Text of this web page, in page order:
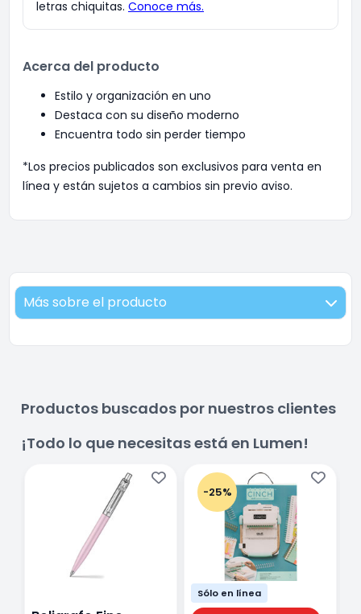
Acerca del producto
Estilo y organización en uno
Destaca con su diseño moderno
Encuentra todo sin perder tiempo
*Los precios publicados son exclusivos para venta en
línea y están sujetos a cambios sin previo aviso.
Más sobre el producto
Productos buscados por nuestros clientes
¡Todo lo que necesitas está en Lumen!
-25%
Sólo en línea